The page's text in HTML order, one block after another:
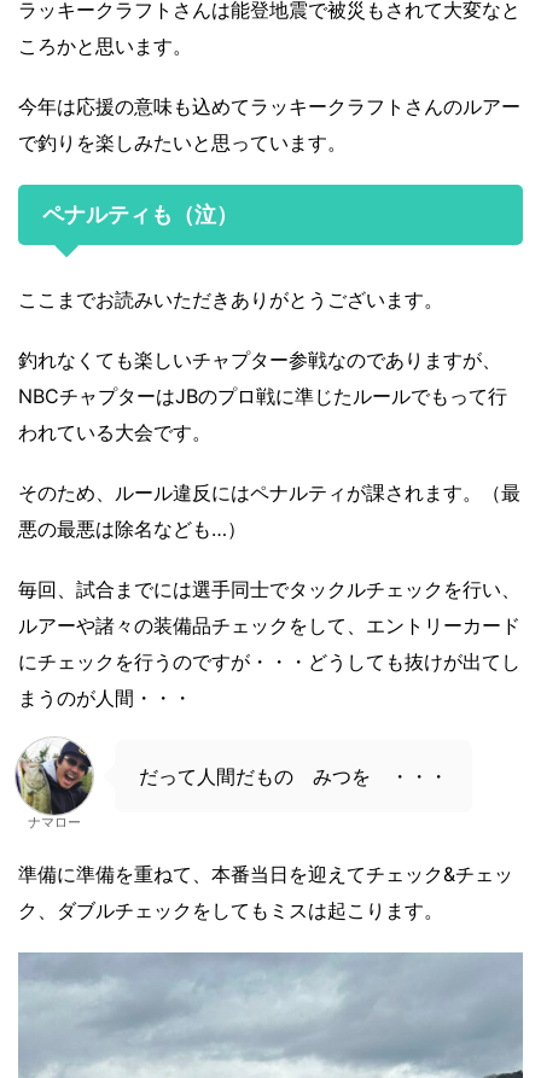
ラッキークラフトさんは能登地震で被災もされて大変なと
ころかと思います。
今年は応援の意味も込めてラッキークラフトさんのルアー
で釣りを楽しみたいと思っています。
ペナルティも（泣）
ここまでお読みいただきありがとうございます。
釣れなくても楽しいチャプター参戦なのでありますが、
NBCチャプターはJBのプロ戦に準じたルールでもって行
われている大会です。
そのため、ルール違反にはペナルティが課されます。（最
悪の最悪は除名なども…）
毎回、試合までには選手同士でタックルチェックを行い、
ルアーや諸々の装備品チェックをして、エントリーカード
にチェックを行うのですが・・・どうしても抜けが出てし
まうのが人間・・・
ナマロー
だって人間だもの みつを ・・・
準備に準備を重ねて、本番当日を迎えてチェック&チェッ
ク、ダブルチェックをしてもミスは起こります。